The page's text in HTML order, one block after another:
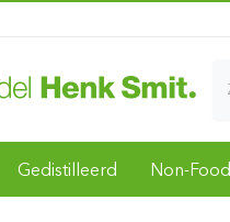
Gedistilleerd Non-Food